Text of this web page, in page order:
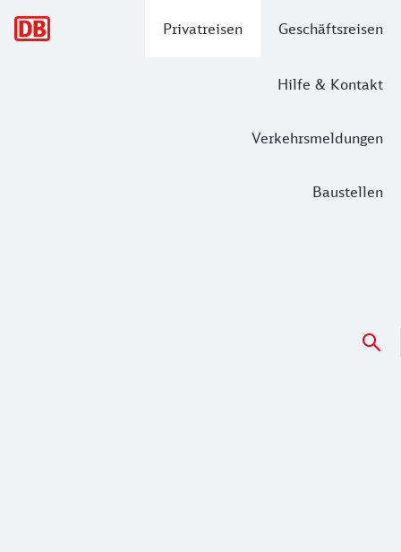
Privatreisen Geschäftsreisen
Hilfe & Kontakt
Verkehrsmeldungen
Baustellen